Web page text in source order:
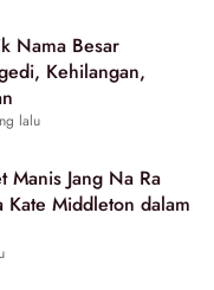
Nama Besar
Kehilangan,
lalu
Manis Jang Na Ra
Kate Middleton dalam